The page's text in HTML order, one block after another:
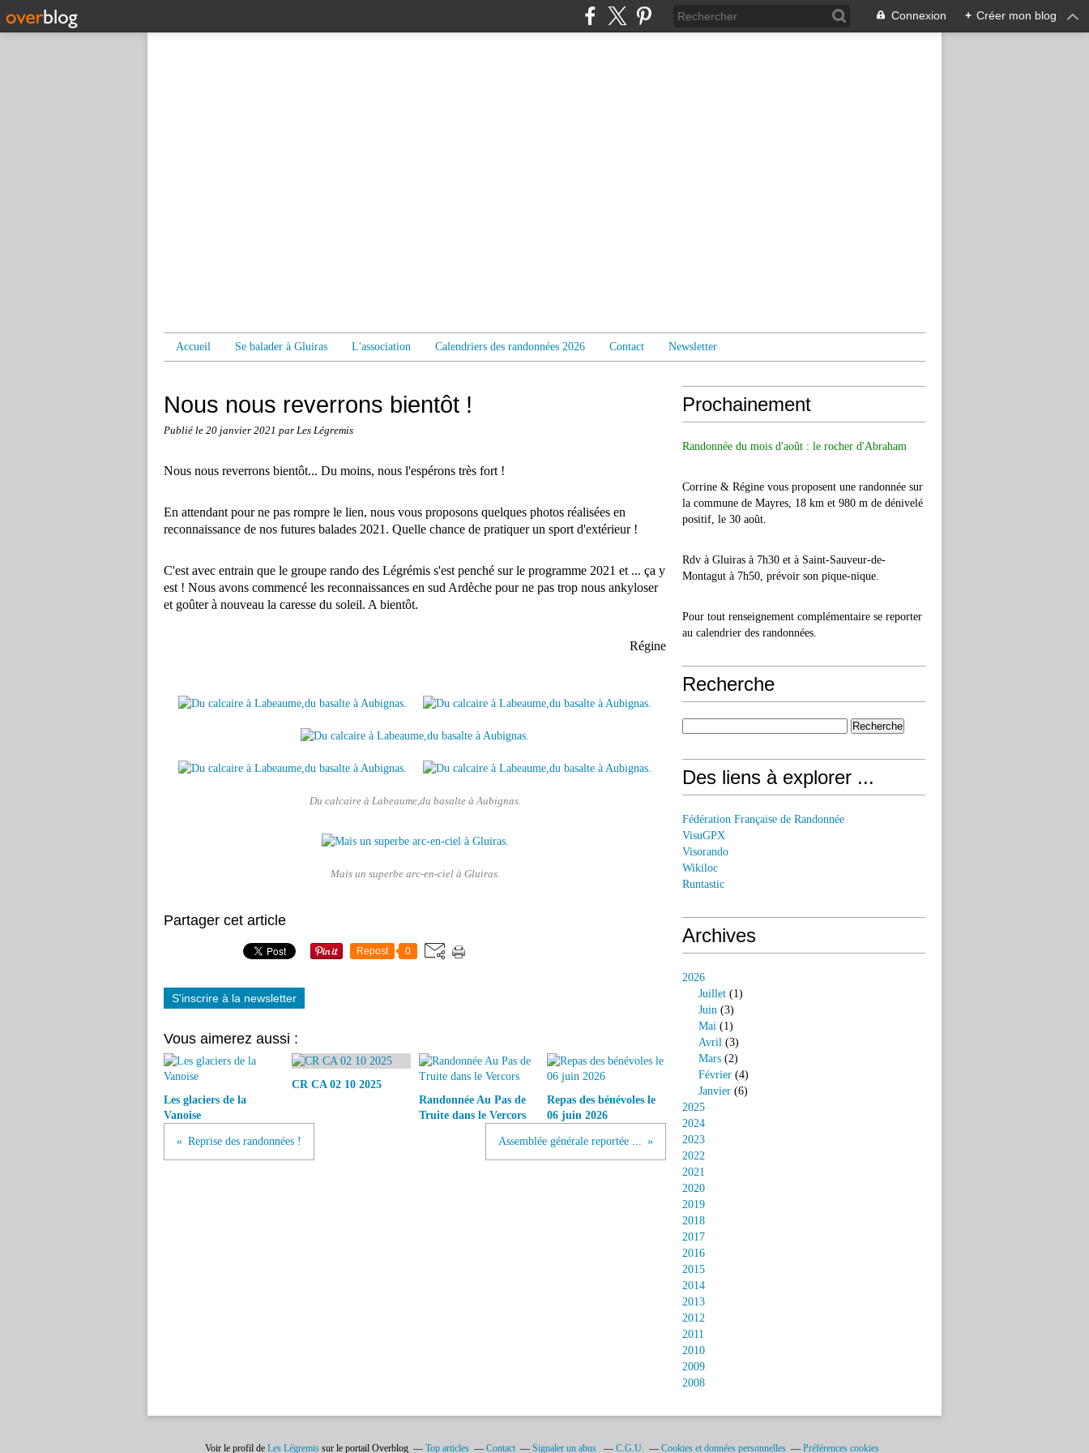
Connexion + Créer mon blog
Accueil Se balader à Gluiras L'association Calendriers des randonnées 2026 Contact Newsletter
Nous nous reverrons bientôt !
Publié le 20 janvier 2021 par Les Légremis
Nous nous reverrons bientôt... Du moins, nous l'espérons très fort !
En attendant pour ne pas rompre le lien, nous vous proposons quelques photos réalisées en
reconnaissance de nos futures balades 2021. Quelle chance de pratiquer un sport d'extérieur !
C'est avec entrain que le groupe rando des Légrémis s'est penché sur le programme 2021 et ... ça y
est ! Nous avons commencé les reconnaissances en sud Ardèche pour ne pas trop nous ankyloser
et goûter à nouveau la caresse du soleil. A bientôt.
Régine
Du calcaire à Labeaume,du basalte à Aubignas.
Mais un superbe arc-en-ciel à Gluiras.
Partager cet article
Repost 0
S'inscrire à la newsletter
Vous aimerez aussi :
Les glaciers de la
Vanoise
CR CA 02 10 2025
Randonnée Au Pas de
Truite dans le Vercors
Repas des bénévoles le
06 juin 2026
Reprise des randonnées ! Assemblée générale reportée ...
Prochainement
Randonnée du mois d'août : le rocher d'Abraham
Corrine & Régine vous proposent une randonnée sur
la commune de Mayres, 18 km et 980 m de dénivelé
positif, le 30 août.
Rdv à Gluiras à 7h30 et à Saint-Sauveur-de-
Montagut à 7h50, prévoir son pique-nique.
Pour tout renseignement complémentaire se reporter
au calendrier des randonnées.
Recherche
Des liens à explorer ...
Fédération Française de Randonnée
VisuGPX
Visorando
Wikiloc
Runtastic
Archives
2026
Juillet (1)
Juin (3)
Mai (1)
Avril (3)
Mars (2)
Février (4)
Janvier (6)
2025
2024
2023
2022
2021
2020
2019
2018
2017
2016
2015
2014
2013
2012
2011
2010
2009
2008
Voir le profil de Les Légremis sur le portail Overblog Top articles Contact Signaler un abus C.G.U. Cookies et données personnelles Préférences cookies